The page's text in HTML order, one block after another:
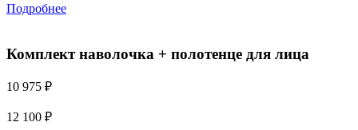
Подробнее
Комплект наволочка + полотенце для лица
10 975 ₽
12 100 ₽